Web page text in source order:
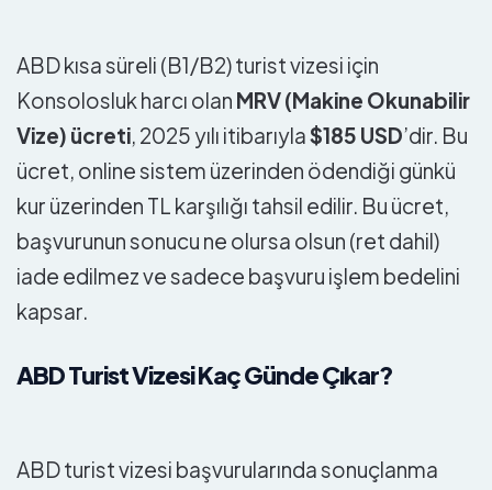
ABD kısa süreli (B1/B2) turist vizesi için
Konsolosluk harcı olan MRV (Makine Okunabilir
Vize) ücreti, 2025 yılı itibarıyla$185 USD’dir. Bu
ücret, online sistem üzerinden ödendiği günkü
kur üzerinden TL karşılığı tahsil edilir. Bu ücret,
başvurunun sonucu ne olursa olsun (ret dahil)
iade edilmez ve sadece başvuru işlem bedelini
kapsar.
ABD Turist Vizesi Kaç Günde Çıkar?
ABD turist vizesi başvurularında sonuçlanma